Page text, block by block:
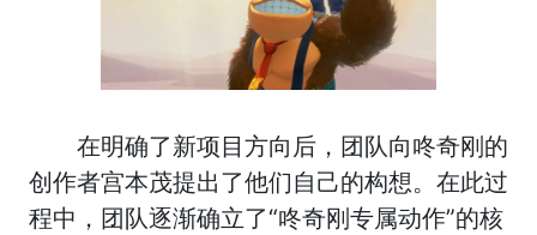
在明确了新项目方向后，团队向咚奇刚的
创作者宫本茂提出了他们自己的构想。在此过
程中，团队逐渐确立了“咚奇刚专属动作”的核